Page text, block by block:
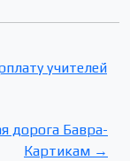
учителей
дорога Бавра-
Картикам →